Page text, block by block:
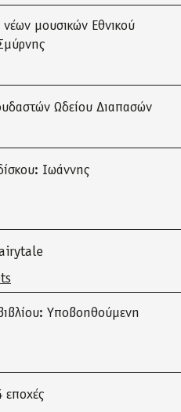
νέων μουσικών Εθνικού
Ωδείου Διαπασών
Ιωάννης
Υποβοηθούμενη
εποχές